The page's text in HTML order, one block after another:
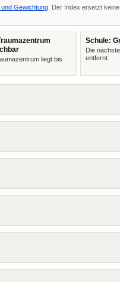
Gewichtung . Der Index ersetzt
liegt bis
Schule:
Die
entfernt.